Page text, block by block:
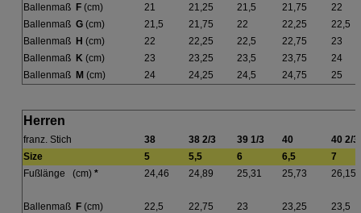
Ballenmaß F (cm) 21 21,25 21,5 21,75
22
Ballenmaß G (cm) 21,5 21,75 22 22,25
22,5
Ballenmaß H (cm) 22 22,25 22,5 22,75
23
Ballenmaß K (cm) 23 23,25 23,5 23,75
24
Ballenmaß M (cm) 24 24,25 24,5 24,75 25
Herren
franz. Stich 38 38 2/3 39 1/3 40
40 2/3
Size
5 5,5 6 6,5
7
Fußlänge (cm) * 24,46 24,89 25,31 25,73 26,15
Ballenmaß F (cm) 22,5 22,75 23 23,25
23,5